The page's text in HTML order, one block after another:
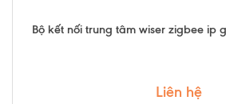
Bộ kết nối trung tâm wiser zigbee ip
Liên hệ